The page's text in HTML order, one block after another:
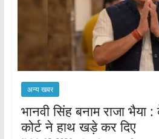
अन्य खबर
भानवी सिंह बनाम राजा
कोर्ट ने हाथ खड़े कर दिए